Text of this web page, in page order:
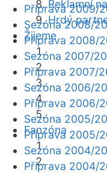
Reklamní
Hrdý
Žijeme
Fanzóna
Příprava 2009/
Sezóna 2008/
Příprava 2008/
Sezóna 2007/
Příprava 2007/
Sezóna 2006/
Příprava 2006/
Sezóna 2005/
Příprava 2005/
Sezóna 2004/
Příprava 2004/